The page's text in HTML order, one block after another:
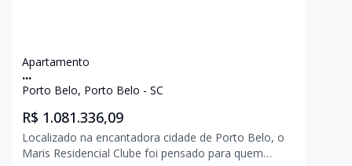
Apartamento
...
Porto Belo, Porto Belo - SC
R$ 1.081.336,09
Localizado na encantadora cidade de Porto Belo, o
Maris Residencial Clube foi pensado para quem